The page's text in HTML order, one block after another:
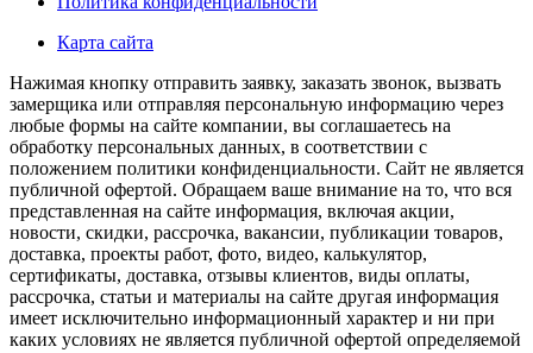
Карта сайта
Нажимая кнопку отправить заявку, заказать звонок, вызвать
замерщика или отправляя персональную информацию через
любые формы на сайте компании, вы соглашаетесь на
обработку персональных данных, в соответствии с
положением политики конфиденциальности. Сайт не является
публичной офертой. Обращаем ваше внимание на то, что вся
представленная на сайте информация, включая акции,
новости, скидки, рассрочка, вакансии, публикации товаров,
доставка, проекты работ, фото, видео, калькулятор,
сертификаты, доставка, отзывы клиентов, виды оплаты,
рассрочка, статьи и материалы на сайте другая информация
имеет исключительно информационный характер и ни при
каких условиях не является публичной офертой определяемой